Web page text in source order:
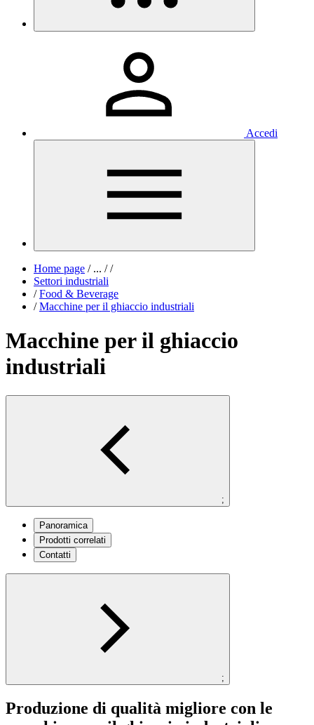
Accedi
Home page /... / /
Settori industriali
/ Food & Beverage
/ Macchine per il ghiaccio industriali
Macchine per il ghiaccio
industriali
;
Panoramica
Prodotti correlati
Contatti
;
Produzione di qualità migliore con le